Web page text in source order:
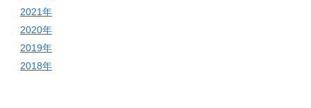
2021年
2020年
2019年
2018年